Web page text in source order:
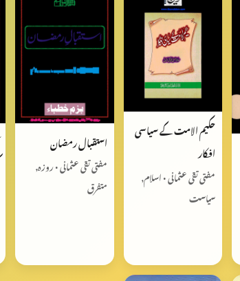
حکیم الامت کے سیاسی
افکار
مفتی تقی عثمانی • اسلام,
سیاست
استقبال رمضان
مفتی تقی عثمانی • روزہ,
متفرق